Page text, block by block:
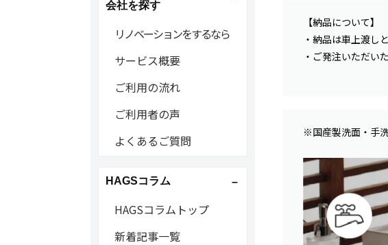
【納品について】
・納品は車上渡し
・ご発注いただい
※国産製洗面・手
会社を探す
リノベーションをするなら
サービス概要
ご利用の流れ
ご利用者の声
よくあるご質問
HAGSコラム
HAGSコラムトップ
新着記事一覧